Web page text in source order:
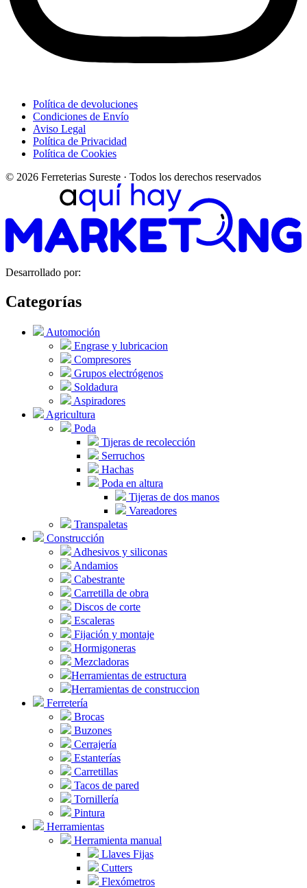
Política de devoluciones
Condiciones de Envío
Aviso Legal
Política de Privacidad
Política de Cookies
© 2026 Ferreterias Sureste · Todos los derechos reservados
Desarrollado por:
Categorías
Automoción
Engrase y lubricacion
Compresores
Grupos electrógenos
Soldadura
Aspiradores
Agricultura
Poda
Tijeras de recolección
Serruchos
Hachas
Poda en altura
Tijeras de dos manos
Vareadores
Transpaletas
Construcción
Adhesivos y siliconas
Andamios
Cabestrante
Carretilla de obra
Discos de corte
Escaleras
Fijación y montaje
Hormigoneras
Mezcladoras
Herramientas de estructura
Herramientas de construccion
Ferretería
Brocas
Buzones
Cerrajería
Estanterías
Carretillas
Tacos de pared
Tornillería
Pintura
Herramientas
Herramienta manual
Llaves Fijas
Cutters
Flexómetros